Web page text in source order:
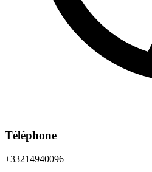
Téléphone
+33214940096